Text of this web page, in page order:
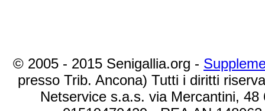
© 2005 - 2015 Senigallia.org -
presso Trib. Ancona) Tutti i diritti
Netservice s.a.s. via Mercantini,